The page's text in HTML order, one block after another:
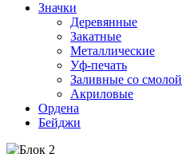
Значки
Деревянные
Закатные
Металлические
Уф-печать
Заливные со смолой
Акриловые
Ордена
Бейджи